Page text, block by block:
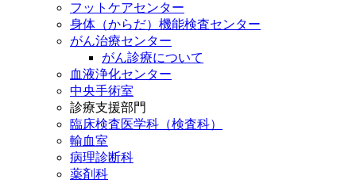
フットケアセンター
身体（からだ）機能検査センター
がん治療センター
がん診療について
血液浄化センター
中央手術室
診療支援部門
臨床検査医学科（検査科）
輸血室
病理診断科
薬剤科